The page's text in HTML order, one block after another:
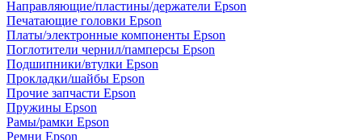
Направляющие/пластины/держатели Epson
Печатающие головки Epson
Платы/электронные компоненты Epson
Поглотители чернил/памперсы Epson
Подшипники/втулки Epson
Прокладки/шайбы Epson
Прочие запчасти Epson
Пружины Epson
Рамы/рамки Epson
Ремни Epson